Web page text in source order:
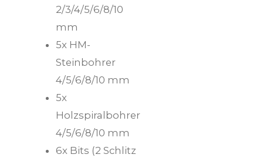
2/3/4/5/6/8/10
mm
5x HM-
Steinbohrer
4/5/6/8/10 mm
5x
Holzspiralbohrer
4/5/6/8/10 mm
6x Bits (2 Schlitz